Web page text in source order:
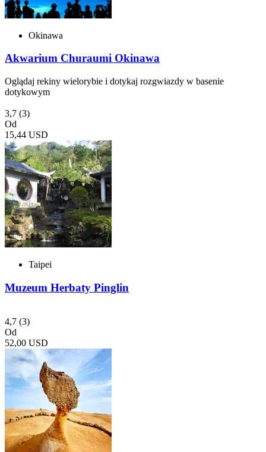
Okinawa
Akwarium Churaumi Okinawa
Oglądaj rekiny wielorybie i dotykaj rozgwiazdy w basenie
dotykowym
3,7 (3)
Od
15,44 USD
Taipei
Muzeum Herbaty Pinglin
4,7 (3)
Od
52,00 USD